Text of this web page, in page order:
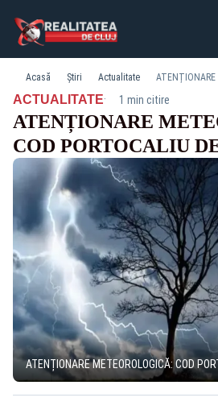
Acasă Știri Actualitate
ACTUALITATE· 1 min citire
ATENȚIONARE
COD PORTOCALIU
ATENȚIONARE METEOROLOGICĂ: COD